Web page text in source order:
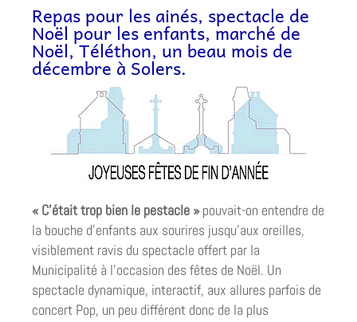
Repas pour les ainés, spectacle de
Noël pour les enfants, marché de
Noël, Téléthon, un beau mois de
décembre à Solers.
« C’était trop bien le pestacle »pouvait-on entendre de
la bouche d’enfants aux sourires jusqu’aux oreilles,
visiblement ravis du spectacle offert par la
Municipalité à l’occasion des fêtes de Noël. Un
spectacle dynamique, interactif, aux allures parfois de
concert Pop, un peu différent donc de la plus